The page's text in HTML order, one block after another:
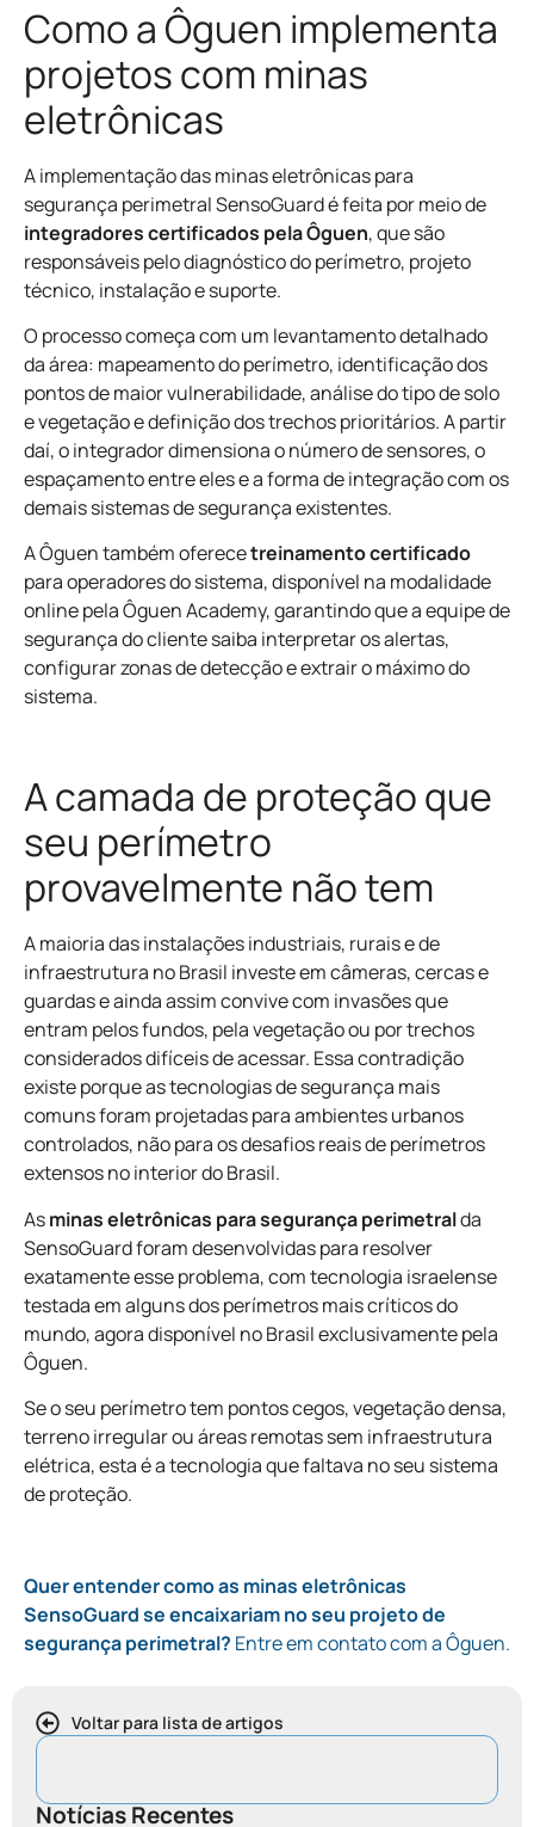
Voltar para lista de artigos
Notícias Recentes
Como a Ôguen implementa
projetos com minas
eletrônicas
A implementação das minas eletrônicas para
segurança perimetral SensoGuard é feita por meio de
integradores certificados pela Ôguen, que são
responsáveis pelo diagnóstico do perímetro, projeto
técnico, instalação e suporte.
O processo começa com um levantamento detalhado
da área: mapeamento do perímetro, identificação dos
pontos de maior vulnerabilidade, análise do tipo de solo
e vegetação e definição dos trechos prioritários. A partir
daí, o integrador dimensiona o número de sensores, o
espaçamento entre eles e a forma de integração com os
demais sistemas de segurança existentes.
A Ôguen também oferecetreinamento certificado
para operadores do sistema, disponível na modalidade
online pela Ôguen Academy, garantindo que a equipe de
segurança do cliente saiba interpretar os alertas,
configurar zonas de detecção e extrair o máximo do
sistema.
A camada de proteção que
seu perímetro
provavelmente não tem
A maioria das instalações industriais, rurais e de
infraestrutura no Brasil investe em câmeras, cercas e
guardas e ainda assim convive com invasões que
entram pelos fundos, pela vegetação ou por trechos
considerados difíceis de acessar. Essa contradição
existe porque as tecnologias de segurança mais
comuns foram projetadas para ambientes urbanos
controlados, não para os desafios reais de perímetros
extensos no interior do Brasil.
Asminas eletrônicas para segurança perimetralda
SensoGuard foram desenvolvidas para resolver
exatamente esse problema, com tecnologia israelense
testada em alguns dos perímetros mais críticos do
mundo, agora disponível no Brasil exclusivamente pela
Ôguen.
Se o seu perímetro tem pontos cegos, vegetação densa,
terreno irregular ou áreas remotas sem infraestrutura
elétrica, esta é a tecnologia que faltava no seu sistema
de proteção.
Quer entender como as minas eletrônicas
SensoGuard se encaixariam no seu projeto de
segurança perimetral? Entre em contato com a Ôguen.